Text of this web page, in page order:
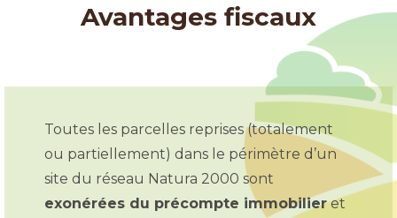
Avantages fiscaux
Toutes les parcelles reprises (totalement
ou partiellement) dans le périmètre d’un
site du réseau Natura 2000 sont
exonérées du précompte immobilieret